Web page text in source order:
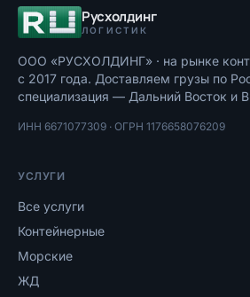
Русхолдинг
ЛОГИСТИК
ООО «РУСХОЛДИНГ» · на рынке
с 2017 года. Доставляем грузы по
специализация — Дальний Восток и
ИНН 6671077309 · ОГРН 1176658076209
УСЛУГИ
Все услуги
Контейнерные
Морские
ЖД